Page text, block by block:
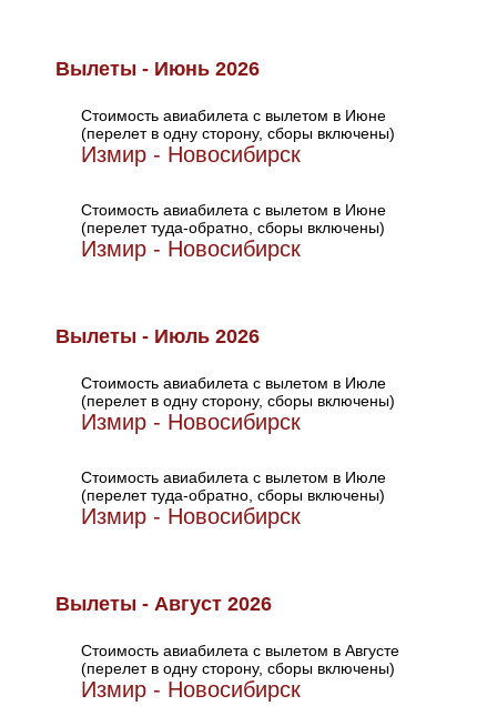
Вылеты - Июнь 2026
Стоимость авиабилета с вылетом в Июне
(перелет в одну сторону, сборы включены)
Измир - Новосибирск
Стоимость авиабилета с вылетом в Июне
(перелет туда-обратно, сборы включены)
Измир - Новосибирск
Вылеты - Июль 2026
Стоимость авиабилета с вылетом в Июле
(перелет в одну сторону, сборы включены)
Измир - Новосибирск
Стоимость авиабилета с вылетом в Июле
(перелет туда-обратно, сборы включены)
Измир - Новосибирск
Вылеты - Август 2026
Стоимость авиабилета с вылетом в Августе
(перелет в одну сторону, сборы включены)
Измир - Новосибирск